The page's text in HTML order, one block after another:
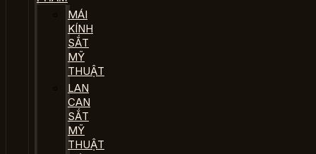
MÁI
KÍNH
SẮT
MỸ
THUẬT
LAN
CAN
SẮT
MỸ
THUẬT